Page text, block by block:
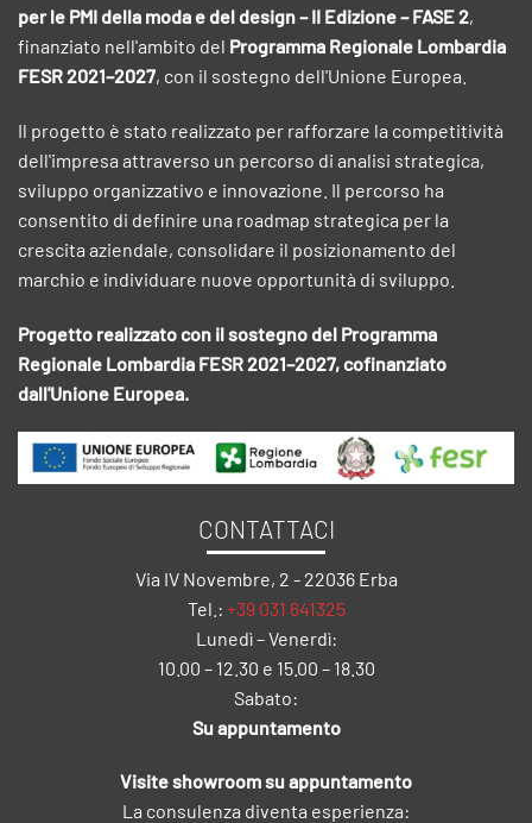
per le PMI della moda e del design – II Edizione – FASE 2,
finanziato nell'ambito del Programma Regionale Lombardia
FESR 2021–2027, con il sostegno dell'Unione Europea.
Il progetto è stato realizzato per rafforzare la competitività
dell'impresa attraverso un percorso di analisi strategica,
sviluppo organizzativo e innovazione. Il percorso ha
consentito di definire una roadmap strategica per la
crescita aziendale, consolidare il posizionamento del
marchio e individuare nuove opportunità di sviluppo.
Progetto realizzato con il sostegno del Programma
Regionale Lombardia FESR 2021–2027, cofinanziato
dall'Unione Europea.
CONTATTACI
Via IV Novembre, 2 - 22036 Erba
Tel.: +39 031 641325
Lunedì – Venerdì:
10.00 – 12.30 e 15.00 – 18.30
Sabato:
Su appuntamento
Visite showroom su appuntamento
La consulenza diventa esperienza: